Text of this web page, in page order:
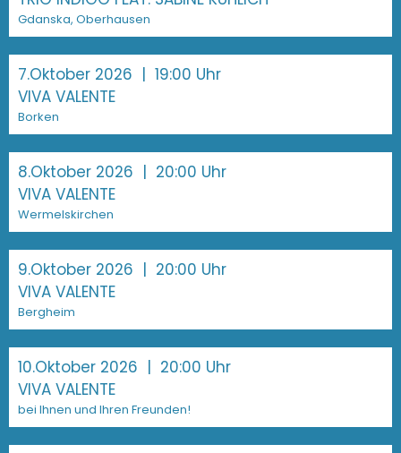
Gdanska, Oberhausen
7.Oktober 2026 | 19:00 Uhr
VIVA VALENTE
Borken
8.Oktober 2026 | 20:00 Uhr
VIVA VALENTE
Wermelskirchen
9.Oktober 2026 | 20:00 Uhr
VIVA VALENTE
Bergheim
10.Oktober 2026 | 20:00 Uhr
VIVA VALENTE
bei Ihnen und Ihren Freunden!